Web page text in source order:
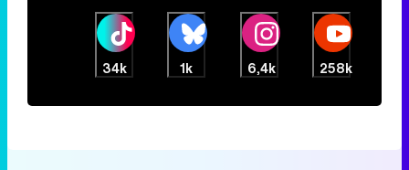
34k 1k 6,4k 258k